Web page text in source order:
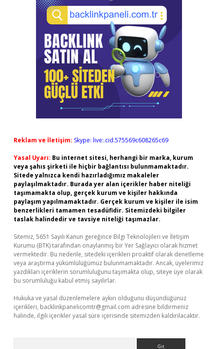
Reklam ve İletişim: Skype: live:.cid.575569c608265c69
Yasal Uyarı: Bu internet sitesi, herhangi bir marka, kurum
veya şahıs şirketi ile hiçbir bağlantısı bulunmamaktadır.
Sitede yalnızca kendi hazırladığımız makaleler
paylaşılmaktadır. Burada yer alan içerikler haber niteliği
taşımamakta olup, gerçek kurum ve kişiler hakkında
paylaşım yapılmamaktadır. Gerçek kurum ve kişiler ile isim
benzerlikleri tamamen tesadüfidir. Sitemizdeki bilgiler
taslak halindedir ve tavsiye niteliği taşımazlar.
Sitemiz, 5651 Sayılı Kanun gereğince Bilgi Teknolojileri ve İletişim
Kurumu (BTK) tarafından onaylanmış bir Yer Sağlayıcı olarak hizmet
vermektedir. Bu nedenle, sitedeki içerikleri proaktif olarak denetleme
veya araştırma yükümlülüğümüz bulunmamaktadır. Ancak, üyelerimiz
yazdıkları içeriklerin sorumluluğunu taşımakta olup, siteye üye olarak
bu sorumluluğu kabul etmiş sayılırlar.
Hukuka ve yasal düzenlemelere aykırı olduğunu düşündüğünüz
içerikleri, backlinkpanelicomtr@gmail.com adresine bildirmeniz
halinde, ilgili içerikler yasal süre içerisinde sitemizden kaldırılacaktır.